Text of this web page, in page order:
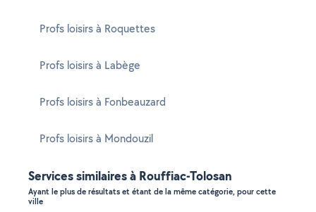
Profs loisirs à Roquettes
Profs loisirs à Labège
Profs loisirs à Fonbeauzard
Profs loisirs à Mondouzil
Services similaires à Rouffiac-Tolosan
Ayant le plus de résultats et étant de la même catégorie, pour cette
ville